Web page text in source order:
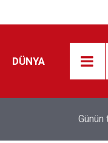
DÜNYA
FeridunGünün